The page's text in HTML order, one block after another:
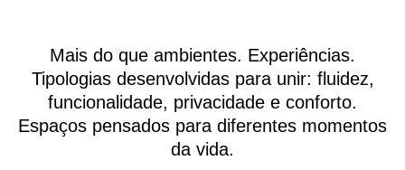
Mais do que ambientes. Experiências.
Tipologias desenvolvidas para unir: fluidez,
funcionalidade, privacidade e conforto.
Espaços pensados para diferentes momentos
da vida.